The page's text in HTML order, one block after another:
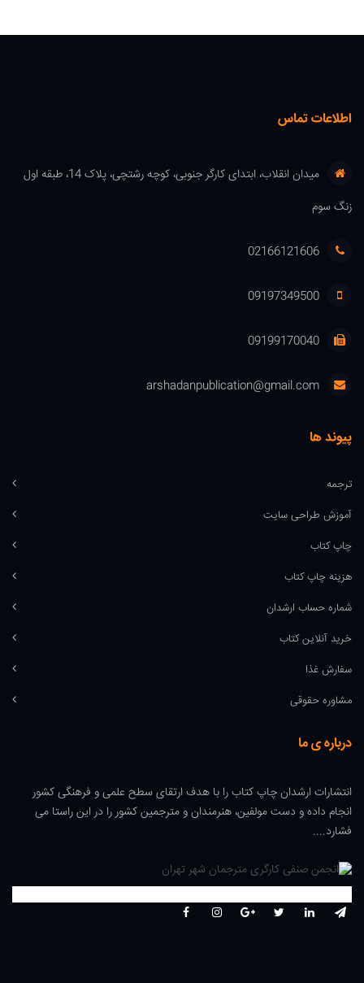
اطلاعات تماس
میدان انقلاب، ابتدای کارگر جنوبی، کوچه رشتچی، پلاک 14، طبقه اول
زنگ سوم
02166121606
09197349500
09199170040
arshadanpublication@gmail.com
پیوند ها
ترجمه
آموزش طراحی سایت
چاپ کتاب
هزینه چاپ کتاب
شماره حساب ارشدان
خرید آنلاین کتاب
سفارش غذا
مشاوره حقوقی
درباره ی ما
انتشارات ارشدان چاپ کتاب را با هدف ارتقای سطح علمی و فرهنگی کشور
انجام داده و دست مولفین، هنرمندان و مترجمین کشور را در این راستا می
فشارد....